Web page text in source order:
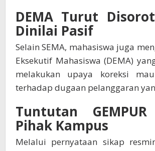
DEMA Turut
Dinilai Pasif
Selain SEMA, mahasiswa juga
Eksekutif Mahasiswa (DEMA)
melakukan upaya koreksi
terhadap dugaan pelanggaran
Tuntutan
Pihak Kampus
Melalui pernyataan sikap